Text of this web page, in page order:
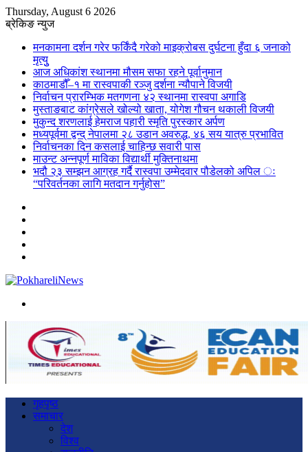
Thursday, August 6 2026
ब्रेकिङ न्युज
मनकामना दर्शन गरेर फर्किंदै गरेको माइक्रोबस दुर्घटना हुँदा ६ जनाको
मृत्युु
आज अधिकांश स्थानमा मौसम सफा रहने पूर्वानुमान
काठमाडौँ–१ मा रास्वपाकी रञ्जु दर्शना न्यौपाने विजयी
निर्वाचन प्रारम्भिक मतगणना ४२ स्थानमा रास्वपा अगाडि
मुस्ताङबाट कांग्रेसले खोल्यो खाता, योगेश गौचन थकाली विजयी
मुकुन्द शरणलाई हेमराज पहारी स्मृति पुरस्कार अर्पण
मध्यपूर्वमा द्वन्द् नेपालमा २८ उडान अवरुद्ध, ४६ सय यात्रु प्रभावित
निर्वाचनका दिन कसलाई चाहिन्छ सवारी पास
माउन्ट अन्नपूर्ण माविका विद्यार्थी मुक्तिनाथमा
भदौ २३ सम्झन आग्रह गर्दै रास्वपा उम्मेदवार पौडेलको अपिल ः
“परिवर्तनका लागि मतदान गर्नुहोस”
गृहपृष्ठ
समाचार
देश
विश्व